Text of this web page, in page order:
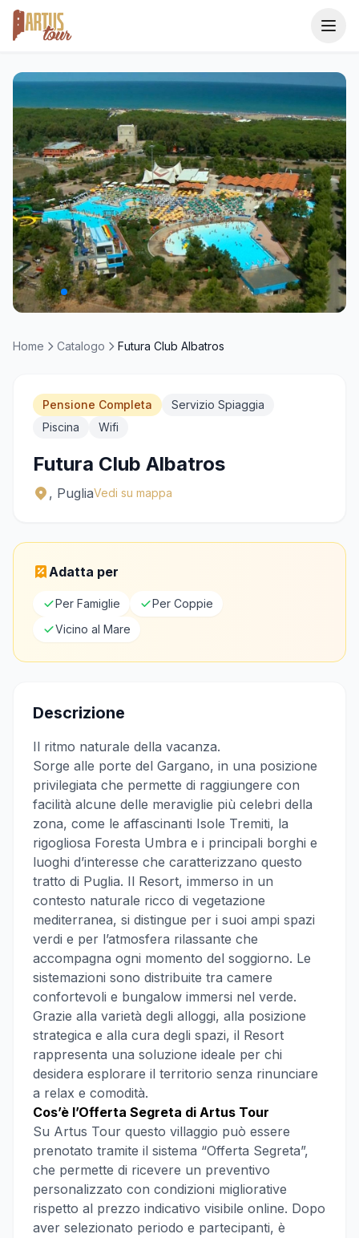
Catalogo
Destinazioni
I Consigliati
Area Agenzie
1 / 19
Home Catalogo Futura Club Albatros
Pensione Completa
Servizio Spiaggia
Piscina
Wifi
Futura Club Albatros
, PugliaVedi su mappa
Adatta per
Per Famiglie
Per Coppie
Vicino al Mare
Descrizione
Il ritmo naturale della vacanza.
Sorge alle porte del Gargano, in una posizione
privilegiata che permette di raggiungere con
facilità alcune delle meraviglie più celebri della
zona, come le affascinanti Isole Tremiti, la
rigogliosa Foresta Umbra e i principali borghi e
luoghi d’interesse che caratterizzano questo
tratto di Puglia. Il Resort, immerso in un
contesto naturale ricco di vegetazione
mediterranea, si distingue per i suoi ampi spazi
verdi e per l’atmosfera rilassante che
accompagna ogni momento del soggiorno. Le
sistemazioni sono distribuite tra camere
confortevoli e bungalow immersi nel verde.
Grazie alla varietà degli alloggi, alla posizione
strategica e alla cura degli spazi, il Resort
rappresenta una soluzione ideale per chi
desidera esplorare il territorio senza rinunciare
a relax e comodità.
Cos’è l’Offerta Segreta di Artus Tour
Su Artus Tour questo villaggio può essere
prenotato tramite il sistema “Offerta Segreta”,
che permette di ricevere un preventivo
personalizzato con condizioni migliorative
rispetto al prezzo indicativo visibile online. Dopo
aver selezionato periodo e partecipanti, è